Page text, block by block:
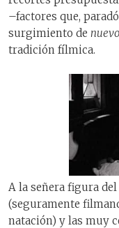
–factores que,
surgimiento de
tradición fílmica.
A la señera figura
(seguramente
natación) y las muy